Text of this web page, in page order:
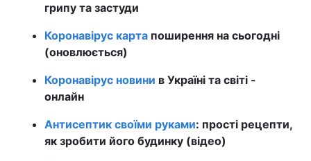
грипу та застуди
Коронавірус карта поширення на сьогодні
(оновлюється)
Коронавірус новини в Україні та світі -
онлайн
Антисептик своїми руками: прості рецепти,
як зробити його будинку (відео)